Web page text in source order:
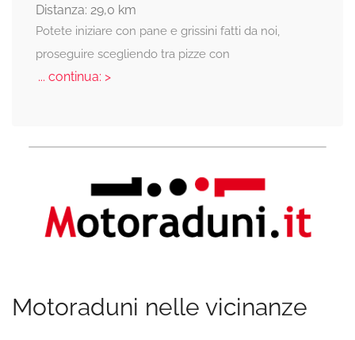
Distanza: 29,0 km
Potete iniziare con pane e grissini fatti da noi,
proseguire scegliendo tra pizze con
... continua: >
Motoraduni nelle vicinanze